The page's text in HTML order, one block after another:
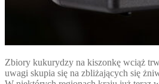
Zbiory kukurydzy na kiszonkę wciąż
uwagi skupia się na zbliżających się